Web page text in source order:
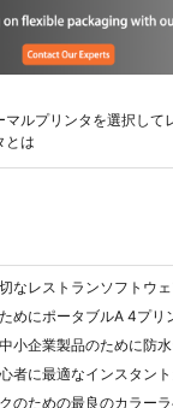
ルプリンタを選択して
とは
なレストランソフトウ
者に最適なインスタン